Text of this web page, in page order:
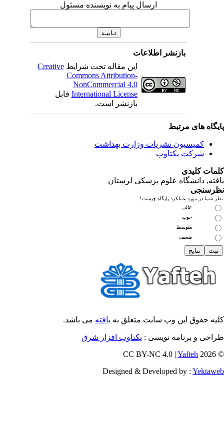
ارسال پیام به نویسنده مسئول
بازنشر اطلاعات
این مقاله تحت شرایطCreative
Commons Attribution-
NonCommercial 4.0
International Licenseقابل
بازنشر است.
های مرتبط
کمیسیون نشریات وزارت بهداشت
شرکت یکتاوب
کلیدی
, دانشگاه علوم پزشکی لرستان
شما در مورد عملکرد پایگاه چیست؟
عالی
خوب
متوسط
ضعیف
حقوق این وب سایت متعلق بهیافتهمی باشد.
و برنامه نویسی : یکتاوب افزار شرق
©
Yafteh
Designed & Developed by :